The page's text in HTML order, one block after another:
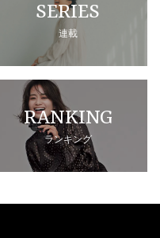
SERIES
連載
RANKING
ランキング